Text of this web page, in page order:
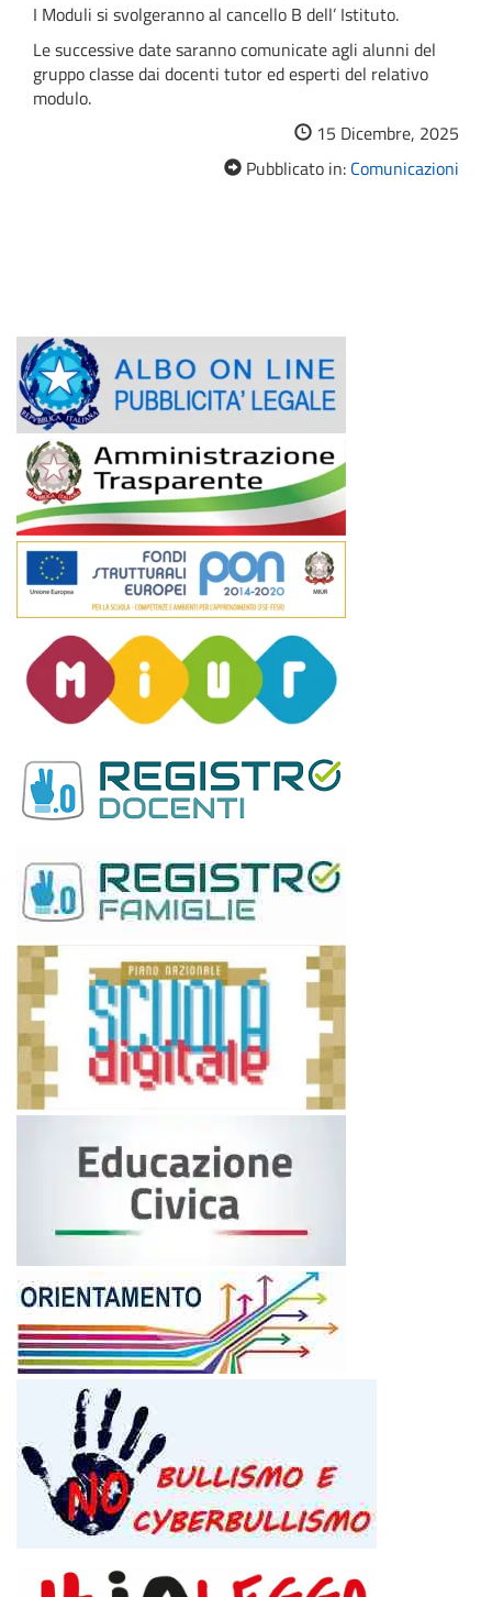
I Moduli si svolgeranno al cancello B dell’ Istituto.
Le successive date saranno comunicate agli alunni del
gruppo classe dai docenti tutor ed esperti del relativo
modulo.
15 Dicembre, 2025
Pubblicato in: Comunicazioni